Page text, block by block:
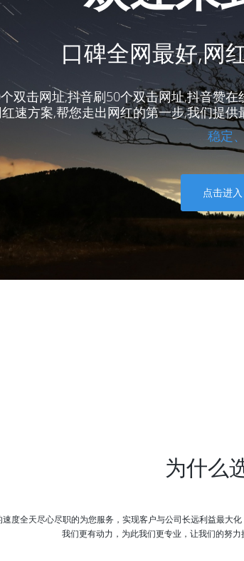
口碑全网最好,网
双击网址,抖音刷50个双击网址,抖音赞
速方案,帮您走出网红的第一步,我们提
稳定
点击进入
为什么
度全天尽心尽职的为您服务，实现客户与公司长远利益最
我们更有动力，为此我们更专业，让我们的努